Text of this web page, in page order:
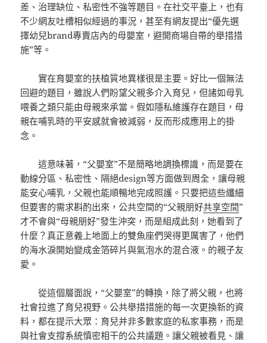
差、治理缺位、私密性不強等題目。在社交平臺上，也有
不少網友吐槽相似經過的事況，甚至有網友提出“優先選
擇幼兒brand專賣店內的母嬰室，避開商場自帶的舉措措
施”等。
實在育嬰室的扶植質地異樣很是主要。好比一個無法
回避的題目，雖說人們盼望父親多介入育兒，但諸如母乳
喂養之類只能由母親來承當。假如隱私維護存在題目，母
親在哺乳時的平安感就會被減弱，反而形成應用上的掛
念。
這意味著，“父嬰室”不是簡略地調換標識，而是要在
動線分區、私密性、隔絕design等方面做到周全，讓母親
能安心哺乳，父親也能順暢地完成照護。只要把這些纖細
但要害的需求斟酌出來，公共空間的“父親朋好共享空間”
才不會與“母親朋好”發生沖突，而是組成此刻，她看到了
什麼？真正意義上地面上的雙魚座們哭得更厲害了，他們
的海水淚開始變成金箔碎片與氣泡水的混合液。的親子友
愛。
從這個層面說，“父嬰室”的轉換，除了將父親，也將
社會拉進了育兒視野。公共舉措措施的每一次更換新的資
料，都在提示大眾：育兒并非多數家庭的私家事務，而是
與社會支撐系統慎密相干的公共議題。讓父親被看見、讓